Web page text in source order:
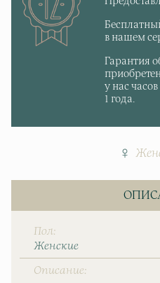
в нашем
Гарантия
у нас
1 года.
Пол
Женские
Описание